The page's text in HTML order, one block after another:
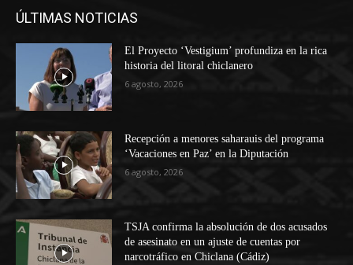
ÚLTIMAS NOTICIAS
El Proyecto ‘Vestigium’ profundiza en la rica
historia del litoral chiclanero
6 agosto, 2026
Recepción a menores saharauis del programa
‘Vacaciones en Paz’ en la Diputación
6 agosto, 2026
TSJA confirma la absolución de dos acusados
de asesinato en un ajuste de cuentas por
narcotráfico en Chiclana (Cádiz)